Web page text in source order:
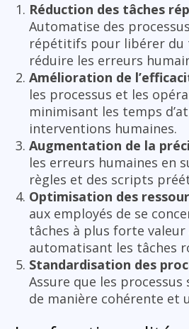
Réduction des tâches
Automatise des
répétitifs pour libérer du
réduire les erreurs
Amélioration de
les processus et les
minimisant les temps
interventions humaines.
Augmentation de la
les erreurs humaines en
règles et des scripts
Optimisation des
aux employés de se
tâches à plus forte valeur
automatisant les tâches
Standardisation des
Assure que les processus
de manière cohérente et